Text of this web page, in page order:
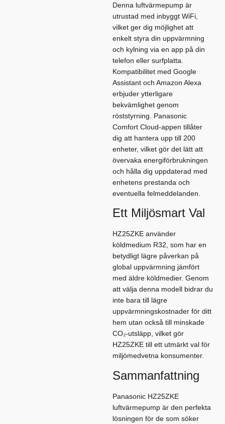
Denna luftvärmepump är
utrustad med inbyggt WiFi,
vilket ger dig möjlighet att
enkelt styra din uppvärmning
och kylning via en app på din
telefon eller surfplatta.
Kompatibilitet med Google
Assistant och Amazon Alexa
erbjuder ytterligare
bekvämlighet genom
röststyrning. Panasonic
Comfort Cloud-appen tillåter
dig att hantera upp till 200
enheter, vilket gör det lätt att
övervaka energiförbrukningen
och hålla dig uppdaterad med
enhetens prestanda och
eventuella felmeddelanden.
Ett Miljösmart Val
HZ25ZKE använder
köldmedium R32, som har en
betydligt lägre påverkan på
global uppvärmning jämfört
med äldre köldmedier. Genom
att välja denna modell bidrar du
inte bara till lägre
uppvärmningskostnader för ditt
hem utan också till minskade
CO₂-utsläpp, vilket gör
HZ25ZKE till ett utmärkt val för
miljömedvetna konsumenter.
Sammanfattning
Panasonic HZ25ZKE
luftvärmepump är den perfekta
lösningen för de som söker